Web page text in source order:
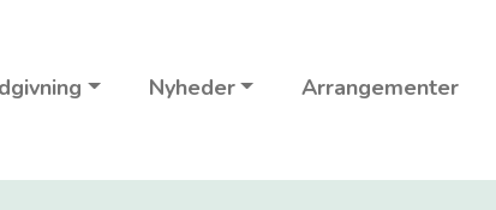
Nyheder Arrangementer